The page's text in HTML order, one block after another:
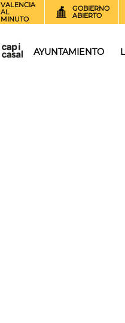
VALENCIA
AL
MINUTO
GOBIERNO
ABIERTO
AYUNTAMIENTO